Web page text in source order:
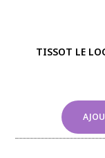
TISSOT LE